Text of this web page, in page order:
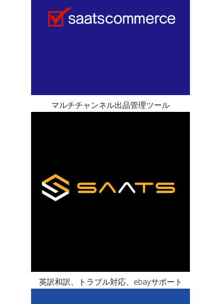
マルチチャンネル出品管理ツール
英訳和訳、トラブル対応、ebayサポート